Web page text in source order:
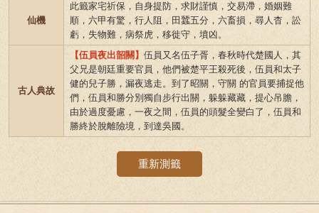
仙機
此籤家宅祈保，自身提防，求財謹慎，交易滯，婚姻難
順，六甲有驚，行人阻，田蠶五分，六畜損，尋人杳，訟
虧，失物難，病祭虎，移徙守，墳凶。
古人典故
【伍員夜出韶關】 伍員又名伍子胥，春秋時代楚國人，其
父兄是朝廷重要官員，他們被楚平王殺死後，伍員和太子
健的兒子勝，漏夜逃走。到了昭關，守關 的官員要捕捉他
們，伍員和勝分別獨自步行出關，躲躲藏藏，提心吊膽，
由於過度憂慮，一夜之間，伍員的頭髮全變白了，伍員和
勝終於脫離險境，到達吳國。
重新測籤